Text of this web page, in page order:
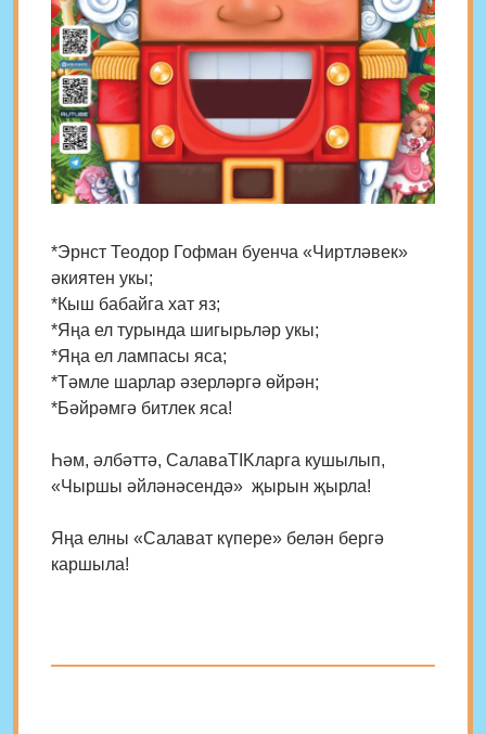
*Эрнст Теодор Гофман буенча «Чиртләвек»
әкиятен укы;
*Кыш бабайга хат яз;
*Яңа ел турында шигырьләр укы;
*Яңа ел лампасы яса;
*Тәмле шарлар әзерләргә өйрән;
*Бәйрәмгә битлек яса!
Һәм, әлбәттә, СалаваТIKларга кушылып,
«Чыршы әйләнәсендә» җырын җырла!
Яңа елны «Салават күпере» белән бергә
каршыла!